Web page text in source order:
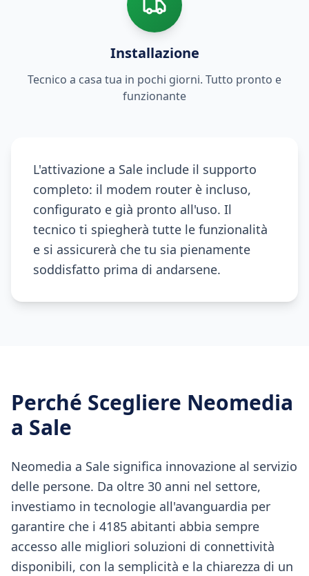
Installazione
Tecnico a casa tua in pochi giorni. Tutto pronto e
funzionante
L'attivazione a Sale include il supporto
completo: il modem router è incluso,
configurato e già pronto all'uso. Il
tecnico ti spiegherà tutte le funzionalità
e si assicurerà che tu sia pienamente
soddisfatto prima di andarsene.
Perché Scegliere Neomedia
a Sale
Neomedia a Sale significa innovazione al servizio
delle persone. Da oltre 30 anni nel settore,
investiamo in tecnologie all'avanguardia per
garantire che i 4185 abitanti abbia sempre
accesso alle migliori soluzioni di connettività
disponibili, con la semplicità e la chiarezza di un